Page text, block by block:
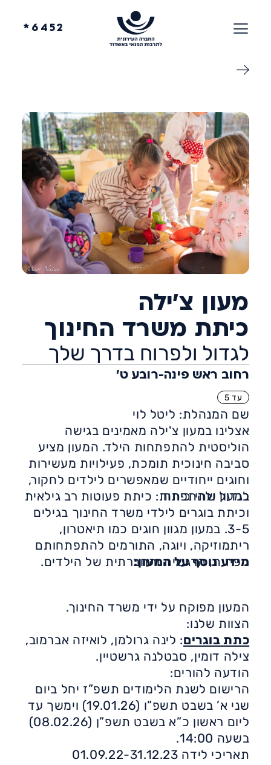
6452*
מעון צ'ילה
כיתת משרד החינוך
לגדול ולפרוח בדרך שלך
רחוב ראש פינה-רובע ט'
עד 5
שם המנהלת: ליטל לוי
אצלינו במעון צ'ילה מאמינים בגישה
הוליסטית להתפתחות הילד. המעון מציע
סביבה חינוכית תומכת, פעילויות מעשירות
וחוגים ייחודיים שמאפשרים לילדים לחקור,
לגדול ולהתפתח.
במעון שתי כיתות: כיתת פעוטות רב גילאית
וכיתת בוגרים לילדי משרד החינוך בגילים
3-5. במעון מגוון חוגים כמו תיאטרון,
ריתמוזיקה, ויוגה, התורמים להתפתחותם
הפיזית, הרגשית והחברתית של הילדים.
מידע נוסף על המעון:
המעון מפוקח על ידי משרד החינוך.
הצוות שלנו:
כתת בוגרים: לינה גרולמן, לואיזה אברמוב,
צילה דומין, סבטלנה גרשטיין.
הודעה להורים:
הרישום לשנת הלימודים תשפ”ז יחל ביום
שני א’ בשבט תשפ”ו (19.01.26) וימשך עד
ליום ראשון כ”א בשבט תשפ”ן (08.02.26)
בשעה 14:00.
תאריכי לידה 01.09.22-31.12.23